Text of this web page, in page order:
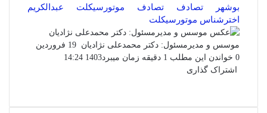
بوشهر
تصادف تصادف موتورسیکلت
عبدالکریم
اخترشناس موتورسیکلت
موسس و مدیرمسئول: دکتر محمدعلی نژادیان ارسال
ایمیل
19 فروردین
1403 14:24
0 خواندن این مطلب 1 دقیقه زمان میبرد
اشتراک گذاری
از